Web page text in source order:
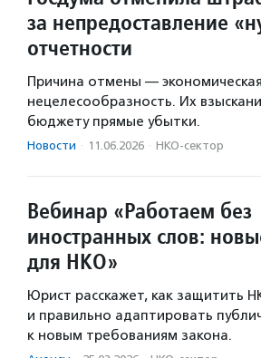
за непредоставление
отчетности
Причина отмены — экономическая
нецелесообразность. Их
бюджету прямые убытки.
Новости · 11.06.2026 · НКО-сектор
Вебинар «Работаем без
иностранных слов:
для НКО»
Юрист расскажет, как защитить
и правильно адаптировать
к новым требованиям закона.